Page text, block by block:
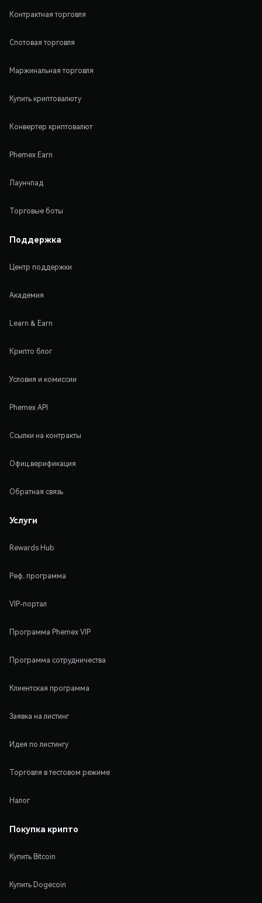
Контрактная торговля
Спотовая торговля
Маржинальная торговля
Купить криптовалюту
Конвертер криптовалют
Phemex Earn
Лаунчпад
Торговые боты
Поддержка
Центр поддержки
Академия
Learn & Earn
Крипто блог
Условия и комиссии
Phemex API
Ссылки на контракты
Офиц.верификация
Обратная связь
Услуги
Rewards Hub
Реф. программа
VIP-портал
Программа Phemex VIP
Программа сотрудничества
Клиентская программа
Заявка на листинг
Идея по листингу
Торговля в тестовом режиме
Налог
Покупка крипто
Купить Bitcoin
Купить Dogecoin